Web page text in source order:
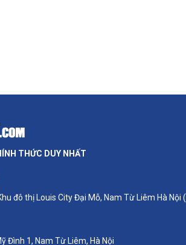
THỨC DUY NHẤT
đô thị Louis City Đại Mỗ, Nam Từ Liêm Hà Nội (
Đình 1, Nam Từ Liêm, Hà Nội